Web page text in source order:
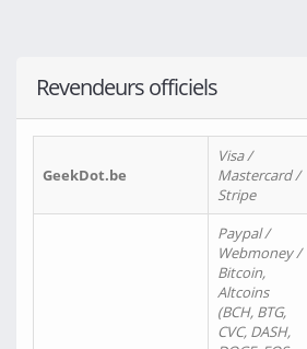
Revendeurs officiels
GeekDot.be
Visa /
Mastercard /
Stripe
Paypal /
Webmoney /
Bitcoin,
Altcoins
(BCH, BTG,
CVC, DASH,